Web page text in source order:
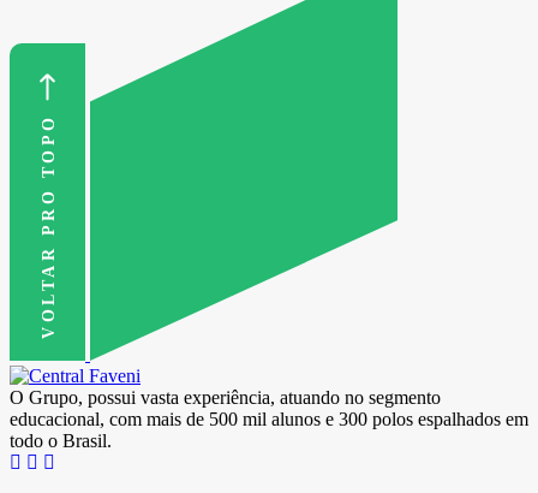
VOLTAR PRO TOPO
O Grupo, possui vasta experiência, atuando no segmento
educacional, com mais de 500 mil alunos e 300 polos espalhados em
todo o Brasil.